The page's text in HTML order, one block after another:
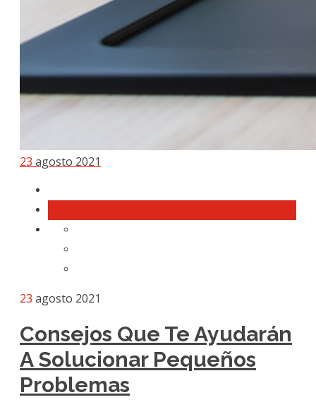
23 agosto 2021
23 agosto 2021
Consejos Que Te Ayudarán
A Solucionar Pequeños
Problemas